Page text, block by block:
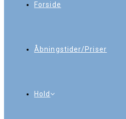
Forside
Åbningstider/Priser
Hold